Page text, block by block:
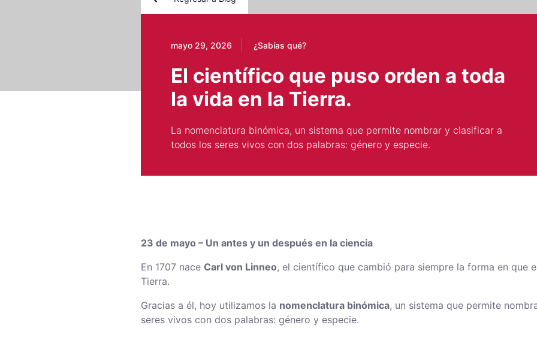
mayo 29, 2026 ¿Sabías qué?
El científico que puso orden a toda
la vida en la Tierra.
La nomenclatura binómica, un sistema que permite nombrar y clasificar a
todos los seres vivos con dos palabras: género y especie.
23 de mayo – Un antes y un después en la ciencia
En 1707 nace Carl von Linneo, el científico que cambió para siempre la forma en que
Tierra.
Gracias a él, hoy utilizamos la nomenclatura binómica, un sistema que permite
seres vivos con dos palabras: género y especie.